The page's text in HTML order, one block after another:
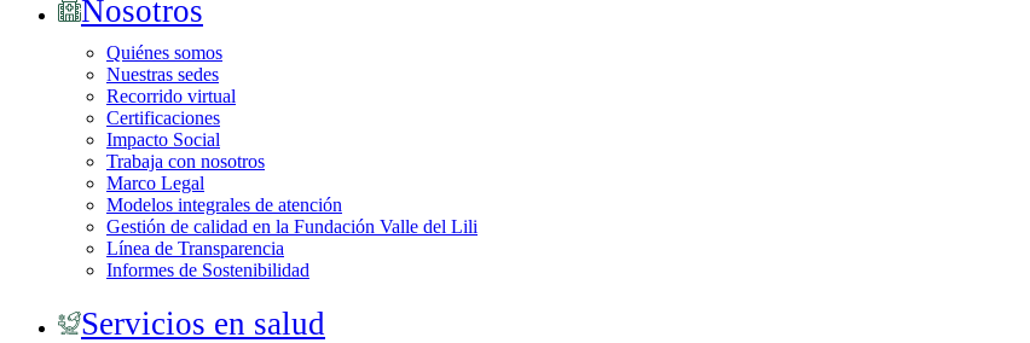
Nosotros
Quiénes somos
Nuestras sedes
Recorrido virtual
Certificaciones
Impacto Social
Trabaja con nosotros
Marco Legal
Modelos integrales de atención
Gestión de calidad en la Fundación Valle del Lili
Línea de Transparencia
Informes de Sostenibilidad
Servicios en salud